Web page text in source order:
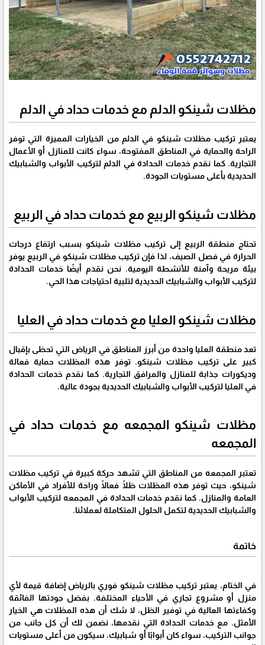
مظلات شينكو الدلم مع خدمات حداد في الدلم
يعتبر تركيب مظلات شينكو في الدلم من الخيارات المميزة التي توفر
الراحة والحماية في المناطق المفتوحة، سواء كانت للمنازل أو الأعمال
التجارية. كما نقدم خدمات الحدادة في الدلم لتركيب الأبواب والشبابيك
الحديدية بأعلى مستويات الجودة.
مظلات شينكو الربيع مع خدمات حداد في الربيع
تحتاج منطقة الربيع إلى تركيب مظلات شينكو بسبب ارتفاع درجات
الحرارة في فصل الصيف، لذا فإن تركيب مظلات شينكو في الربيع يوفر
بيئة مريحة وآمنة للأنشطة اليومية. نحن نقدم أيضًا خدمات الحدادة
لتركيب الأبواب والشبابيك الحديدية لتلبية احتياجات هذا الحي.
مظلات شينكو العليا مع خدمات حداد في العليا
تعد منطقة العليا واحدة من أبرز المناطق في الرياض التي تحظى بإقبال
كبير على تركيب مظلات شينكو. توفر هذه المظلات حماية فعالة
وديكورات جذابة للمنازل والمرافق التجارية. كما نقدم خدمات الحدادة
في العليا لتركيب الأبواب والشبابيك الحديدية بجودة عالية.
مظلات شينكو المجمعه مع خدمات حداد في
المجمعه
تعتبر المجمعه من المناطق التي تشهد حركة كبيرة في تركيب مظلات
شينكو، حيث توفر هذه المظلات ظلًا فعالًا وراحة للأفراد في الأماكن
العامة والمنازل. كما نقدم خدمات الحدادة في المجمعه لتركيب الأبواب
والشبابيك الحديدية لتكمل الحلول المتكاملة لعملائنا.
خاتمة
في الختام، يعتبر تركيب مظلات شينكو فوري بالرياض إضافة قيمة لأي
منزل أو مشروع تجاري في الأحياء المختلفة. بفضل جودتها الفائقة
وكفاءتها العالية في توفير الظل، لا شك أن هذه المظلات هي الخيار
الأمثل. مع خدمات الحدادة التي نقدمها، نضمن لك أن كل جانب من
جوانب التركيب، سواء كان أبوابًا أو شبابيك، سيكون من أعلى مستويات